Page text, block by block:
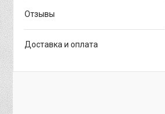
Отзывы
Доставка и оплата